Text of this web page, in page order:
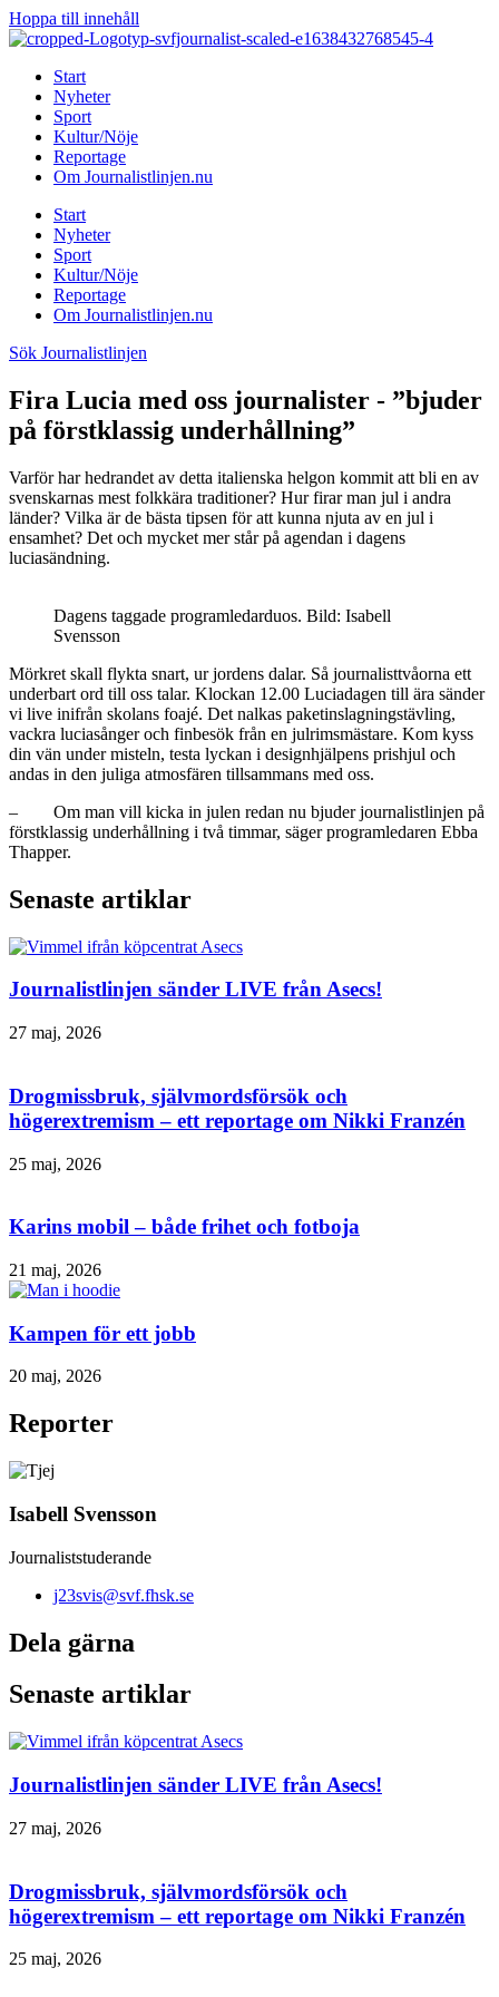
Hoppa till innehåll
Start
Nyheter
Sport
Kultur/Nöje
Reportage
Om Journalistlinjen.nu
Start
Nyheter
Sport
Kultur/Nöje
Reportage
Om Journalistlinjen.nu
Sök Journalistlinjen
Fira Lucia med oss journalister - ”bjuder
på förstklassig underhållning”
Varför har hedrandet av detta italienska helgon kommit att bli en av
svenskarnas mest folkkära traditioner? Hur firar man jul i andra
länder? Vilka är de bästa tipsen för att kunna njuta av en jul i
ensamhet? Det och mycket mer står på agendan i dagens
luciasändning.
Dagens taggade programledarduos. Bild: Isabell
Svensson
Mörkret skall flykta snart, ur jordens dalar. Så journalisttvåorna ett
underbart ord till oss talar. Klockan 12.00 Luciadagen till ära sänder
vi live inifrån skolans foajé. Det nalkas paketinslagningstävling,
vackra luciasånger och finbesök från en julrimsmästare. Kom kyss
din vän under misteln, testa lyckan i designhjälpens prishjul och
andas in den juliga atmosfären tillsammans med oss.
– Om man vill kicka in julen redan nu bjuder journalistlinjen på
förstklassig underhållning i två timmar, säger programledaren Ebba
Thapper.
Senaste artiklar
Journalistlinjen sänder LIVE från Asecs!
27 maj, 2026
Drogmissbruk, självmordsförsök och
högerextremism – ett reportage om Nikki Franzén
25 maj, 2026
Karins mobil – både frihet och fotboja
21 maj, 2026
Kampen för ett jobb
20 maj, 2026
Reporter
Isabell Svensson
Journaliststuderande
j23svis@svf.fhsk.se
Dela gärna
Senaste artiklar
Journalistlinjen sänder LIVE från Asecs!
27 maj, 2026
Drogmissbruk, självmordsförsök och
högerextremism – ett reportage om Nikki Franzén
25 maj, 2026